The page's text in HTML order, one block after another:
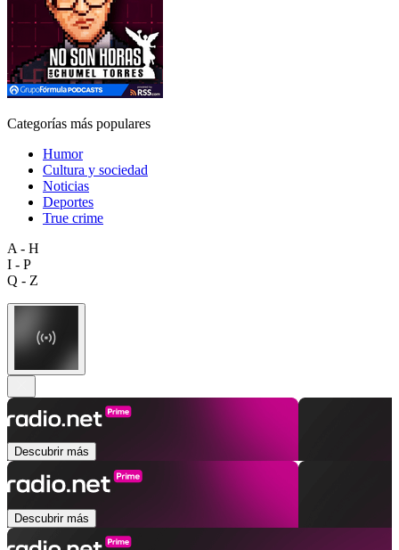
Categorías más populares
Humor
Cultura y sociedad
Noticias
Deportes
True crime
A - H
I - P
Q - Z
Descubrir más
Descubrir más